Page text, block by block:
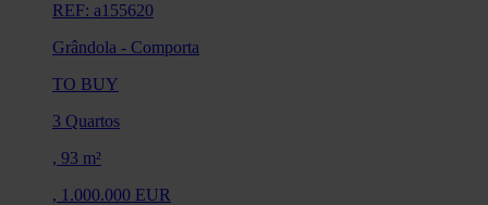
REF: a155620
Grândola - Comporta
TO BUY
3 Quartos
, 93 m²
, 1.000.000 EUR